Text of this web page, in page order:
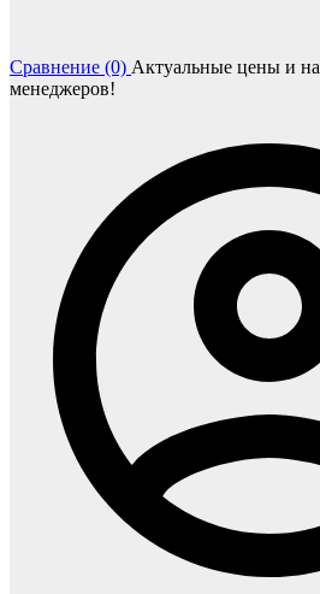
Сравнение (0) Актуальные цены и
менеджеров!